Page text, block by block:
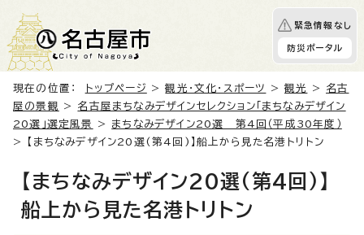
緊急情報なし
防災ポータル
現在の位置： トップページ >観光・文化・スポーツ >観光 > 名古
屋の景観
> 名古屋まちなみデザインセレクション「まちなみデザイン
20選」選定風景
> まちなみデザイン20選 第4回（平成30年度）
> 【まちなみデザイン20選(第4回)】船上から見た名港トリトン
【まちなみデザイン20選(第4回)】
船上から見た名港トリトン